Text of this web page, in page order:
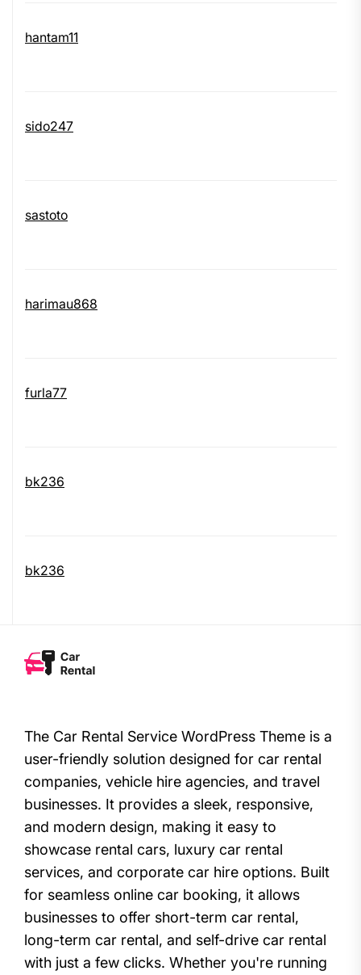
hantam11
sido247
sastoto
harimau868
furla77
bk236
bk236
The Car Rental Service WordPress Theme is a
user-friendly solution designed for car rental
companies, vehicle hire agencies, and travel
businesses. It provides a sleek, responsive,
and modern design, making it easy to
showcase rental cars, luxury car rental
services, and corporate car hire options. Built
for seamless online car booking, it allows
businesses to offer short-term car rental,
long-term car rental, and self-drive car rental
with just a few clicks. Whether you're running